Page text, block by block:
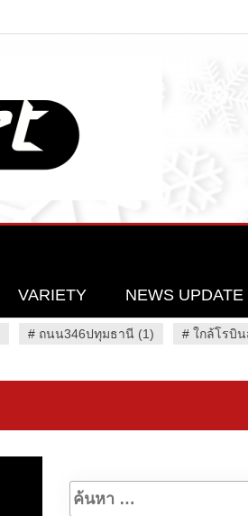
VARIETY NEWS UPDATE
# ถนน346ปทุมธานี (1) # ใกล้โรบิ